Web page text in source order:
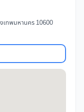
เทพมหานคร 10600